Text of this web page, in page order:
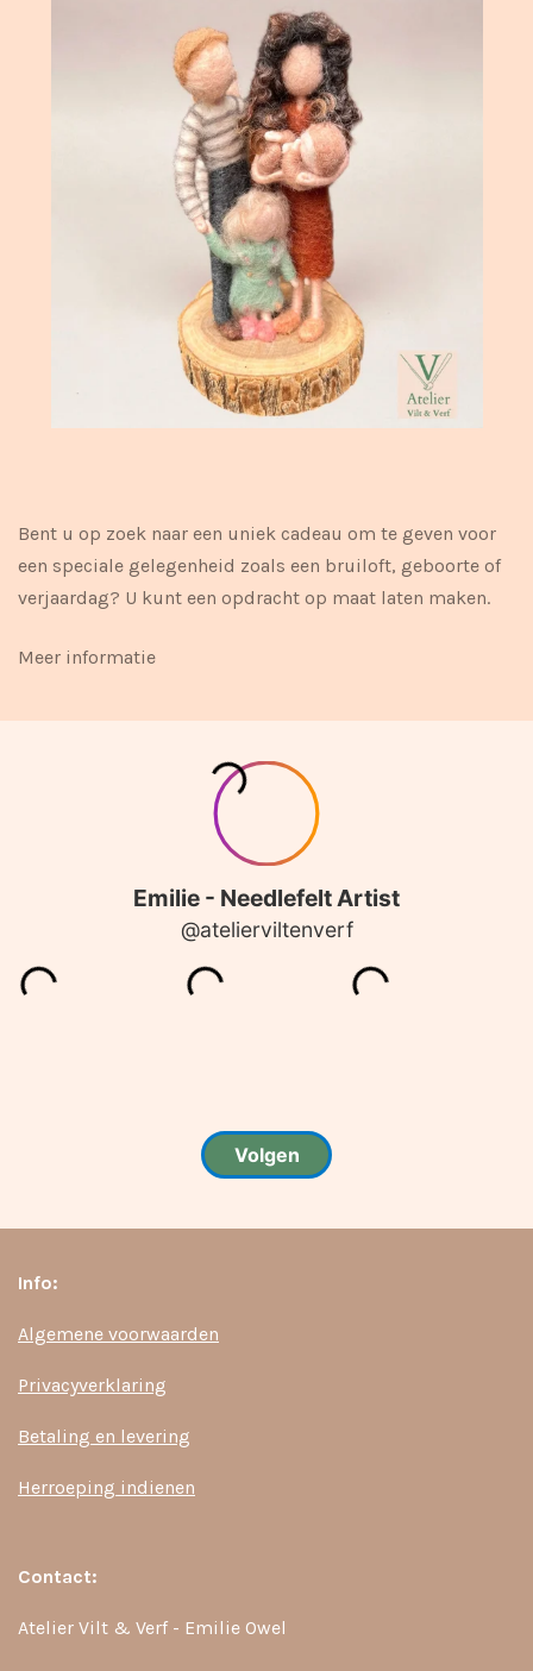
Bent u op zoek naar een uniek cadeau om te geven voor
een speciale gelegenheid zoals een bruiloft, geboorte of
verjaardag? U kunt een opdracht op maat laten maken.
Meer informatie
Info:
Algemene voorwaarden
Privacyverklaring
Betaling en levering
Herroeping indienen
Contact:
Atelier Vilt & Verf - Emilie Owel